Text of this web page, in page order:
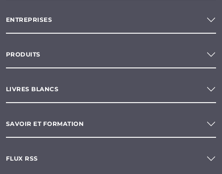
ENTREPRISES
PRODUITS
LIVRES BLANCS
SAVOIR ET FORMATION
FLUX RSS